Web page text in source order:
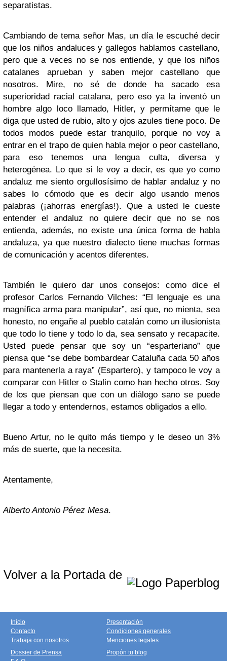
separatistas.
Cambiando de tema señor Mas, un día le escuché decir
que los niños andaluces y gallegos hablamos castellano,
pero que a veces no se nos entiende, y que los niños
catalanes aprueban y saben mejor castellano que
nosotros. Mire, no sé de donde ha sacado esa
superioridad racial catalana, pero eso ya la inventó un
hombre algo loco llamado, Hitler, y permítame que le
diga que usted de rubio, alto y ojos azules tiene poco. De
todos modos puede estar tranquilo, porque no voy a
entrar en el trapo de quien habla mejor o peor castellano,
para eso tenemos una lengua culta, diversa y
heterogénea. Lo que si le voy a decir, es que yo como
andaluz me siento orgullosísimo de hablar andaluz y no
sabes lo cómodo que es decir algo usando menos
palabras (¡ahorras energías!). Que a usted le cueste
entender el andaluz no quiere decir que no se nos
entienda, además, no existe una única forma de habla
andaluza, ya que nuestro dialecto tiene muchas formas
de comunicación y acentos diferentes.
También le quiero dar unos consejos: como dice el
profesor Carlos Fernando Vilches: “El lenguaje es una
magnífica arma para manipular”, así que, no mienta, sea
honesto, no engañe al pueblo catalán como un ilusionista
que todo lo tiene y todo lo da, sea sensato y recapacite.
Usted puede pensar que soy un “esparteriano” que
piensa que “se debe bombardear Cataluña cada 50 años
para mantenerla a raya” (Espartero), y tampoco le voy a
comparar con Hitler o Stalin como han hecho otros. Soy
de los que piensan que con un diálogo sano se puede
llegar a todo y entendernos, estamos obligados a ello.
Bueno Artur, no le quito más tiempo y le deseo un 3%
más de suerte, que la necesita.
Atentamente,
Alberto Antonio Pérez Mesa.
Volver a la Portada de
Inicio
Contacto
Trabaja con nosotros
Presentación
Condiciones generales
Menciones legales
Dossier de Prensa
Propón tu blog